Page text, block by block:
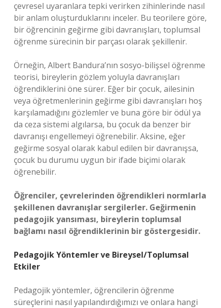
çevresel uyaranlara tepki verirken zihinlerinde nasıl
bir anlam oluşturduklarını inceler. Bu teorilere göre,
bir öğrencinin geğirme gibi davranışları, toplumsal
öğrenme sürecinin bir parçası olarak şekillenir.
Örneğin, Albert Bandura’nın sosyo-bilişsel öğrenme
teorisi, bireylerin gözlem yoluyla davranışları
öğrendiklerini öne sürer. Eğer bir çocuk, ailesinin
veya öğretmenlerinin geğirme gibi davranışları hoş
karşılamadığını gözlemler ve buna göre bir ödül ya
da ceza sistemi algılarsa, bu çocuk da benzer bir
davranışı engellemeyi öğrenebilir. Aksine, eğer
geğirme sosyal olarak kabul edilen bir davranışsa,
çocuk bu durumu uygun bir ifade biçimi olarak
öğrenebilir.
Öğrenciler, çevrelerinden öğrendikleri normlarla
şekillenen davranışlar sergilerler. Geğirmenin
pedagojik yansıması, bireylerin toplumsal
bağlamı nasıl öğrendiklerinin bir göstergesidir.
Pedagojik Yöntemler ve Bireysel/Toplumsal
Etkiler
Pedagojik yöntemler, öğrencilerin öğrenme
süreçlerini nasıl yapılandırdığımızı ve onlara hangi